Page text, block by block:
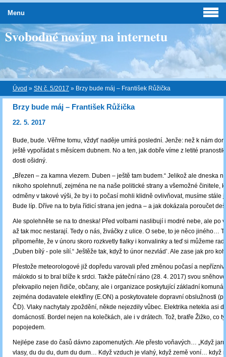
Svobodné noviny na internetu
Úvod » SN č. 5/2017 » Brzy bude máj – František Růžička
Brzy bude máj – František Růžička
22. 5. 2017
Bude, bude. Věřme tomu, vždyť naděje umírá poslední. Jenže: než k nám
ještě vypořádat s měsícem dubnem. No a ten, jak dobře víme z letité
dosti ošidný.
„Březen – za kamna vlezem. Duben – ještě tam budem.“ Jelikož ale dneska
nikoho spolehnutí, zejména ne na naše politické strany a všemožné činitele,
odměny v takové výši, že by i to počasí mohli klidně ovlivňovat, musíme stále
Bude líp. Dříve na to byla řídicí strana jen jedna – a jak dokázala poroučet
Ale spolehněte se na to dneska! Před volbami naslibují i modré nebe, ale po
až tak moc nestarají. Tedy o nás, živáčky z ulice. O sebe, to je něco jiného…
připomeňte, že v únoru skoro rozkvetly fialky i konvalinky a teď si můžeme
„Duben bílý - pole sílí.“ Ještěže tak, když to únor nezvlád’. Ale zase jak pro
Přestože meteorologové již dopředu varovali před změnou počasí a
málokdo si to bral blíže k srdci. Takže páteční ráno (28. 4. 2017) svou
překvapilo nejen řidiče, občany, ale i organizace poskytující základní
zejména dodavatele elektřiny (E.ON) a poskytovatele dopravní obslužnosti
ČD). Vlaky nachytaly zpoždění, někde nejezdily vůbec. Elektrika netekla asi
domácností. Bordel nejen na kolečkách, ale i v drátech. Tož, bratře Žižko, co
popojedem.
Nejlépe zase do časů dávno zapomenutých. Ale přesto voňavých… „Když
vlasy, du du du, dum du dum… Když vzduch je vlahý, když země voní… když
Menu